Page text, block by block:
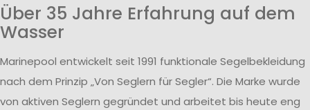
Über 35 Jahre Erfahrung auf dem
Wasser
Marinepool entwickelt seit 1991 funktionale Segelbekleidung
nach dem Prinzip „Von Seglern für Segler“. Die Marke wurde
von aktiven Seglern gegründet und arbeitet bis heute eng